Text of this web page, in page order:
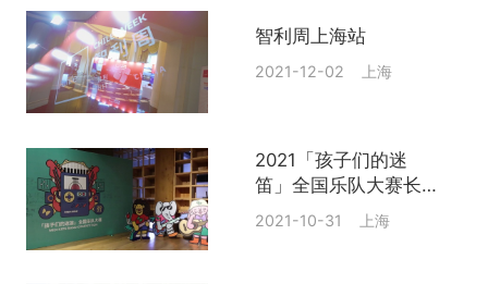
智利周上海站
2021-12-02 上海
2021「孩子们的迷
笛」全国乐队大赛长三
角赛区
2021-10-31 上海